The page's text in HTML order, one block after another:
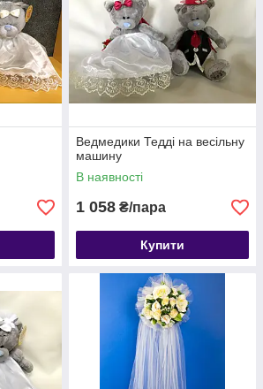
Ведмедики Тедді на весільну
машину
В наявності
1 058 ₴/пара
Купити